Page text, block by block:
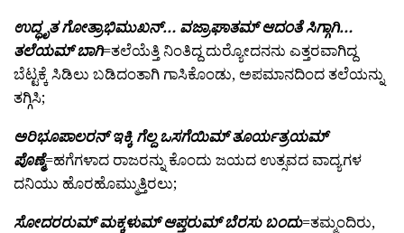
ಉದ್ಧೃತ ಗೋತ್ರಾಭಿಮುಖನ್… ವಜ್ರಾಘಾತಮ್ ಆದಂತೆ ಸಿಗ್ಗಾಗಿ…
ತಲೆಯಮ್ ಬಾಗಿ=ತಲೆಯೆತ್ತಿ ನಿಂತಿದ್ದ ದುರ್‍ಯೋದನನು ಎತ್ತರವಾಗಿದ್ದ
ಬೆಟ್ಟಕ್ಕೆ ಸಿಡಿಲು ಬಡಿದಂತಾಗಿ ಗಾಸಿಕೊಂಡು, ಅಪಮಾನದಿಂದ ತಲೆಯನ್ನು
ತಗ್ಗಿಸಿ;
ಅರಿಭೂಪಾಲರನ್ ಇಕ್ಕಿ ಗೆಲ್ದ ಒಸಗೆಯಿಮ್ ತೂರ್ಯತ್ರಯಮ್
ಪೊಣ್ಮೆ=ಹಗೆಗಳಾದ ರಾಜರನ್ನು ಕೊಂದು ಜಯದ ಉತ್ಸವದ ವಾದ್ಯಗಳ
ದನಿಯು ಹೊರಹೊಮ್ಮುತ್ತಿರಲು;
ಸೋದರರುಮ್ ಮಕ್ಕಳುಮ್ ಆಪ್ತರುಮ್ ಬೆರಸು ಬಂದು=ತಮ್ಮಂದಿರು,